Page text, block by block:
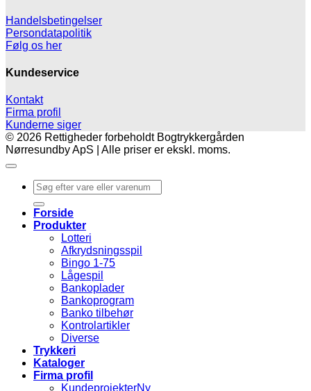
Handelsbetingelser
Persondatapolitik
Følg os her
Kundeservice
Kontakt
Firma profil
Kunderne siger
© 2026 Rettigheder forbeholdt Bogtrykkergården
Nørresundby ApS | Alle priser er ekskl. moms.
Søg
efter:
Forside
Produkter
Lotteri
Afkrydsningsspil
Bingo 1-75
Lågespil
Bankoplader
Bankoprogram
Banko tilbehør
Kontrolartikler
Diverse
Trykkeri
Kataloger
Firma profil
Kundeprojekter